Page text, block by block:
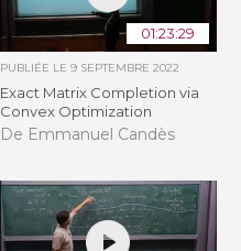
01:23:29
PUBLIÉE LE 9 SEPTEMBRE 2022
Exact Matrix Completion via
Convex Optimization
De Emmanuel Candès